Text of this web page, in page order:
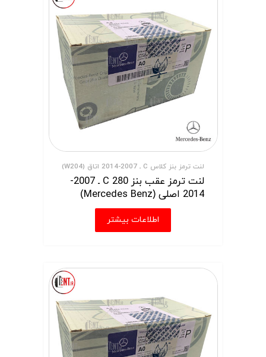
لنت ترمز بنز کلاس C ـ 2007-2014 اتاق (W204)
لنت ترمز عقب بنز C 280 ـ 2007-
2014 اصلی (Mercedes Benz)
اطلاعات بیشتر